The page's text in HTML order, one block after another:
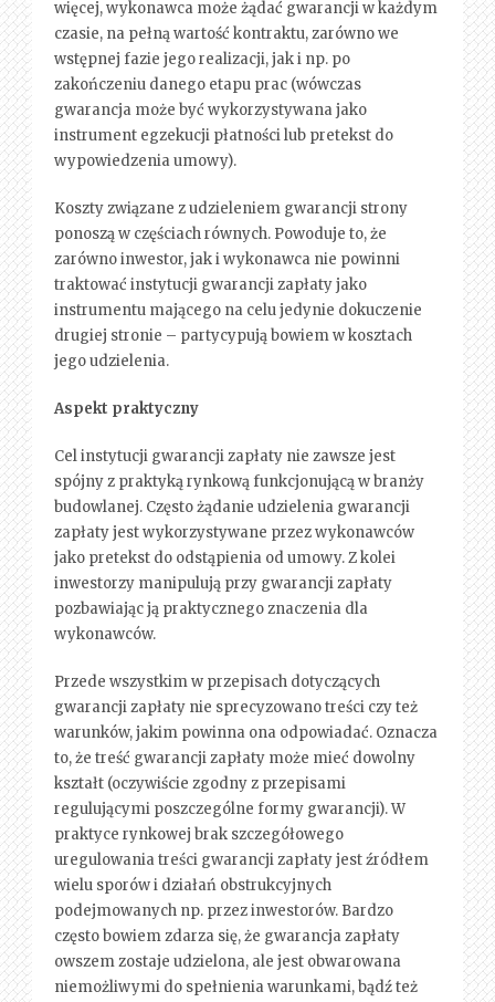
więcej, wykonawca może żądać gwarancji w każdym
czasie, na pełną wartość kontraktu, zarówno we
wstępnej fazie jego realizacji, jak i np. po
zakończeniu danego etapu prac (wówczas
gwarancja może być wykorzystywana jako
instrument egzekucji płatności lub pretekst do
wypowiedzenia umowy).
Koszty związane z udzieleniem gwarancji strony
ponoszą w częściach równych. Powoduje to, że
zarówno inwestor, jak i wykonawca nie powinni
traktować instytucji gwarancji zapłaty jako
instrumentu mającego na celu jedynie dokuczenie
drugiej stronie – partycypują bowiem w kosztach
jego udzielenia.
Aspekt praktyczny
Cel instytucji gwarancji zapłaty nie zawsze jest
spójny z praktyką rynkową funkcjonującą w branży
budowlanej. Często żądanie udzielenia gwarancji
zapłaty jest wykorzystywane przez wykonawców
jako pretekst do odstąpienia od umowy. Z kolei
inwestorzy manipulują przy gwarancji zapłaty
pozbawiając ją praktycznego znaczenia dla
wykonawców.
Przede wszystkim w przepisach dotyczących
gwarancji zapłaty nie sprecyzowano treści czy też
warunków, jakim powinna ona odpowiadać. Oznacza
to, że treść gwarancji zapłaty może mieć dowolny
kształt (oczywiście zgodny z przepisami
regulującymi poszczególne formy gwarancji). W
praktyce rynkowej brak szczegółowego
uregulowania treści gwarancji zapłaty jest źródłem
wielu sporów i działań obstrukcyjnych
podejmowanych np. przez inwestorów. Bardzo
często bowiem zdarza się, że gwarancja zapłaty
owszem zostaje udzielona, ale jest obwarowana
niemożliwymi do spełnienia warunkami, bądź też